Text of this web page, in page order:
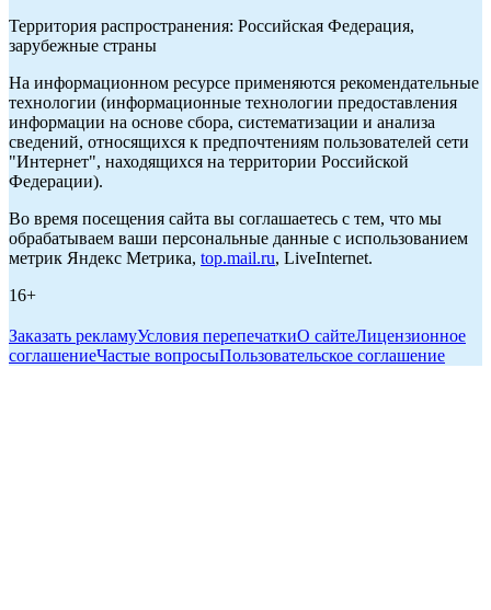
Территория распространения: Российская Федерация,
зарубежные страны
На информационном ресурсе применяются рекомендательные
технологии (информационные технологии предоставления
информации на основе сбора, систематизации и анализа
сведений, относящихся к предпочтениям пользователей сети
"Интернет", находящихся на территории Российской
Федерации).
Во время посещения сайта вы соглашаетесь с тем, что мы
обрабатываем ваши персональные данные с использованием
метрик Яндекс Метрика, top.mail.ru, LiveInternet.
16+
Заказать рекламуУсловия перепечаткиО сайтеЛицензионное
соглашениеЧастые вопросыПользовательское соглашение